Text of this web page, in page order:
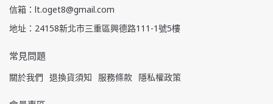
信箱：lt.oget8@gmail.com
地址：24158新北市三重區興德路111-1號5樓
常見問題
關於我們 退換貨須知 服務條款 隱私權政策